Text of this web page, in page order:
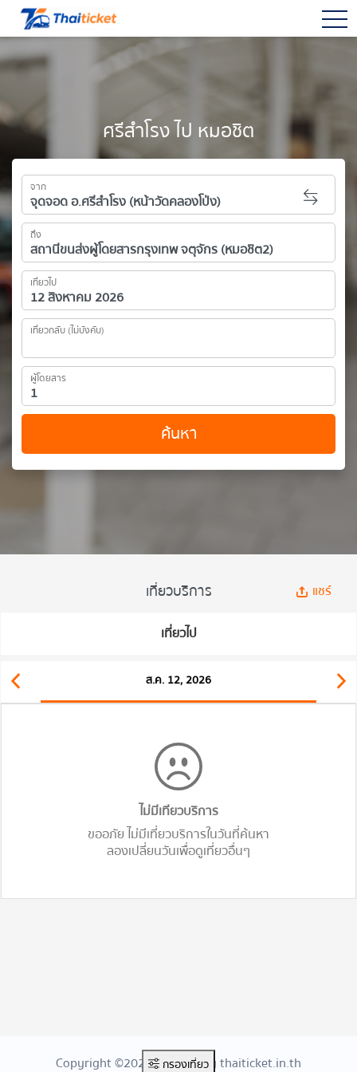
ศรีสำโรง ไป หมอชิต
จาก
ถึง
เที่ยวไป
เที่ยวกลับ (ไม่บังคับ)
ผู้โดยสาร
ค้นหา
เที่ยวบริการ แชร์
เที่ยวไป
ส.ค. 12, 2026
ไม่มีเทียวบริการ
ขออภัย ไม่มีเที่ยวบริการในวันที่ค้นหา
ลองเปลี่ยนวันเพื่อดูเที่ยวอื่นๆ
กรองเที่ยว
Copyright ©2026 Created By thaiticket.in.th